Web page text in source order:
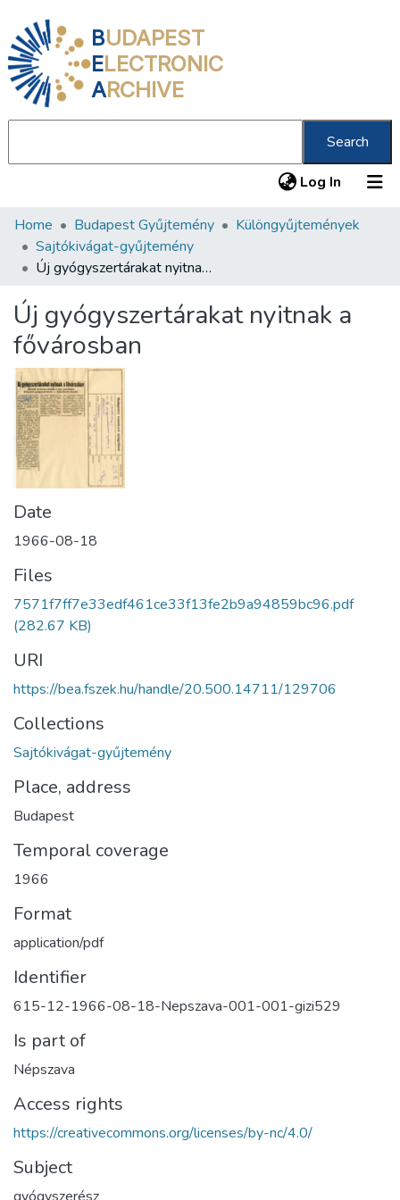
BUDAPEST
ELECTRONIC
ARCHIVE
Search
Log In (current)
Communities & Collections
All of DSpace
Statistics
About us
Home Budapest Gyűjtemény
Különgyűjtemények
Sajtókivágat-gyűjtemény
Új gyógyszertárakat nyitnak a fővárosban
Új gyógyszertárakat nyitnak a
fővárosban
Date
1966-08-18
Files
7571f7ff7e33edf461ce33f13fe2b9a94859bc96.pdf
(282.67 KB)
URI
https://bea.fszek.hu/handle/20.500.14711/129706
Collections
Sajtókivágat-gyűjtemény
Place, address
Budapest
Temporal coverage
1966
Format
application/pdf
Identifier
615-12-1966-08-18-Nepszava-001-001-gizi529
Is part of
Népszava
Access rights
https://creativecommons.org/licenses/by-nc/4.0/
Subject